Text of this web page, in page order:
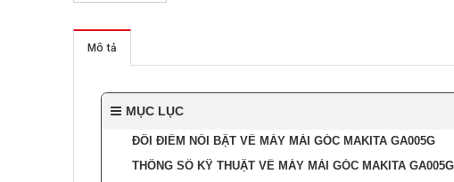
Mô tả
MỤC LỤC
ĐÔI ĐIỂM NỔI BẬT VỀ MÁY MÀI GÓC MAKITA GA005G
THÔNG SỐ KỸ THUẬT VỀ MÁY MÀI GÓC MAKITA GA005G